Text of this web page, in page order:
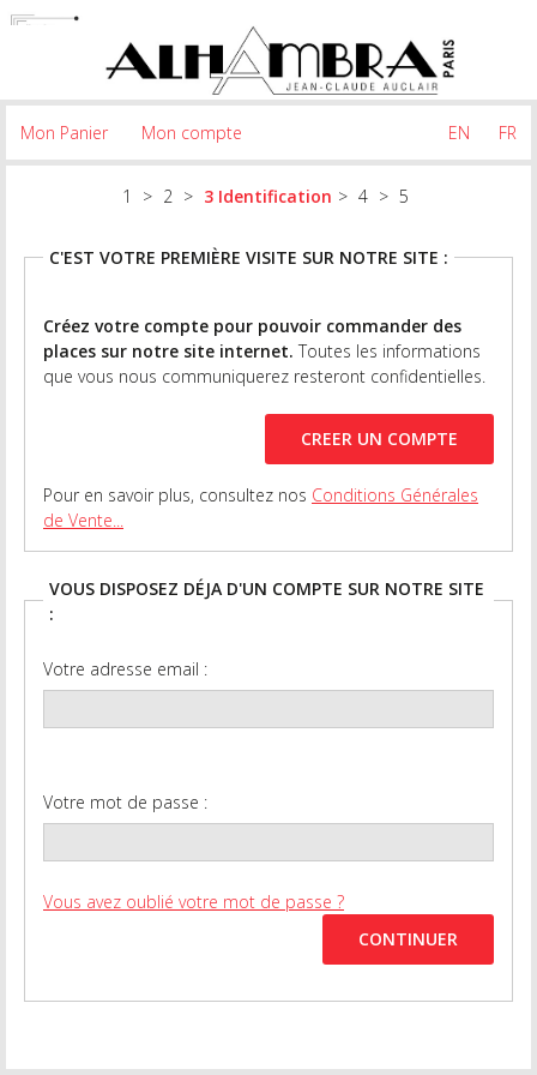
FR
EN
Mon Panier Mon compte
Identification
C'EST VOTRE PREMIÈRE VISITE SUR NOTRE SITE :
Créez votre compte pour pouvoir commander des
places sur notre site internet. Toutes les informations
que vous nous communiquerez resteront confidentielles.
Pour en savoir plus, consultez nos Conditions Générales
de Vente...
VOUS DISPOSEZ DÉJA D'UN COMPTE SUR NOTRE SITE
:
Votre adresse email :
Votre mot de passe :
Vous avez oublié votre mot de passe ?